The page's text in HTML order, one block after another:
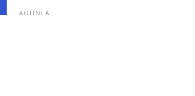
ΑΘΗΝΕΑ